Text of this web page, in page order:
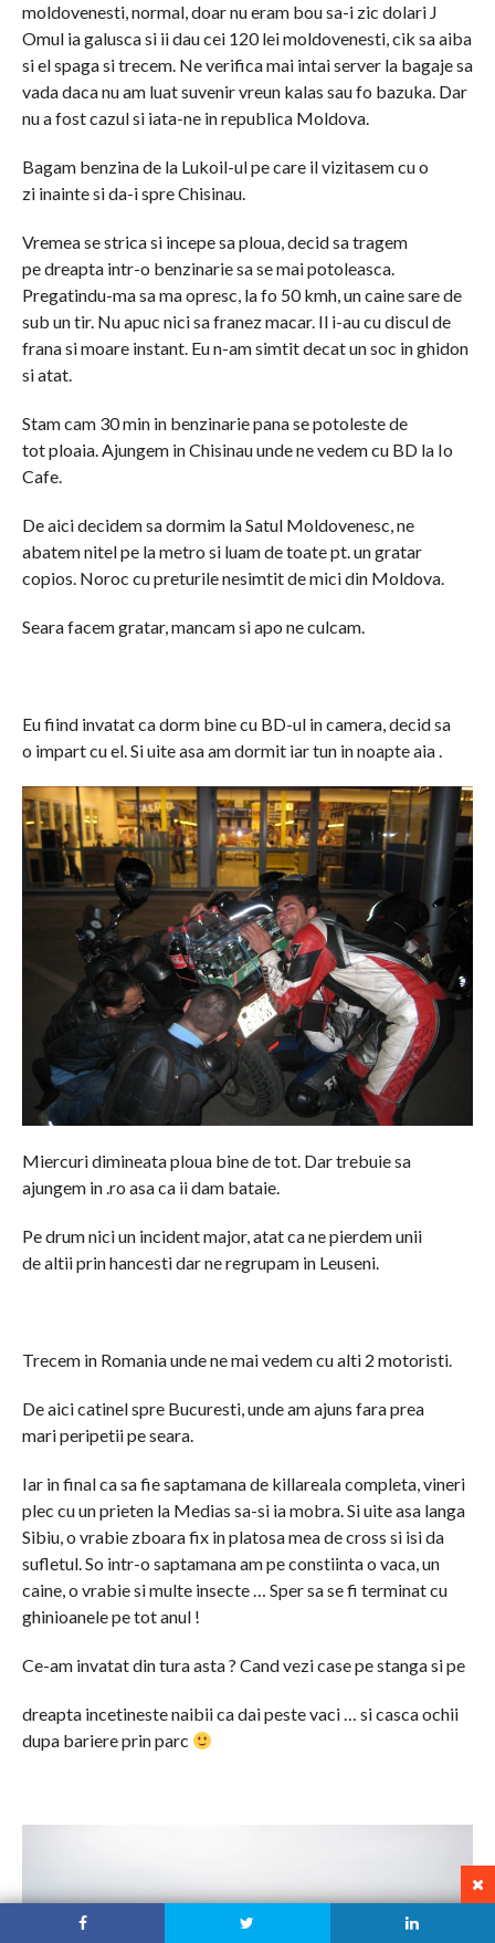
moldovenesti, normal, doar nu eram bou sa-i zic dolari J
Omul ia galusca si ii dau cei 120 lei moldovenesti, cik sa aiba
si el spaga si trecem. Ne verifica mai intai server la bagaje sa
vada daca nu am luat suvenir vreun kalas sau fo bazuka. Dar
nu a fost cazul si iata-ne in republica Moldova.
Bagam benzina de la Lukoil-ul pe care il vizitasem cu o
zi inainte si da-i spre Chisinau.
Vremea se strica si incepe sa ploua, decid sa tragem
pe dreapta intr-o benzinarie sa se mai potoleasca.
Pregatindu-ma sa ma opresc, la fo 50 kmh, un caine sare de
sub un tir. Nu apuc nici sa franez macar. Il i-au cu discul de
frana si moare instant. Eu n-am simtit decat un soc in ghidon
si atat.
Stam cam 30 min in benzinarie pana se potoleste de
tot ploaia. Ajungem in Chisinau unde ne vedem cu BD la Io
Cafe.
De aici decidem sa dormim la Satul Moldovenesc, ne
abatem nitel pe la metro si luam de toate pt. un gratar
copios. Noroc cu preturile nesimtit de mici din Moldova.
Seara facem gratar, mancam si apo ne culcam.
Eu fiind invatat ca dorm bine cu BD-ul in camera, decid sa
o impart cu el. Si uite asa am dormit iar tun in noapte aia .
Miercuri dimineata ploua bine de tot. Dar trebuie sa
ajungem in .ro asa ca ii dam bataie.
Pe drum nici un incident major, atat ca ne pierdem unii
de altii prin hancesti dar ne regrupam in Leuseni.
Trecem in Romania unde ne mai vedem cu alti 2 motoristi.
De aici catinel spre Bucuresti, unde am ajuns fara prea
mari peripetii pe seara.
Iar in final ca sa fie saptamana de killareala completa, vineri
plec cu un prieten la Medias sa-si ia mobra. Si uite asa langa
Sibiu, o vrabie zboara fix in platosa mea de cross si isi da
sufletul. So intr-o saptamana am pe constiinta o vaca, un
caine, o vrabie si multe insecte … Sper sa se fi terminat cu
ghinioanele pe tot anul !
Ce-am invatat din tura asta ? Cand vezi case pe stanga si pe
dreapta incetineste naibii ca dai peste vaci … si casca ochii
dupa bariere prin parc